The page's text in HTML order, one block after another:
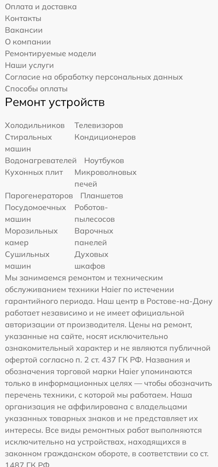
Оплата и доставка
Контакты
Вакансии
О компании
Ремонтируемые модели
Наши услуги
Согласие на обработку персональных данных
Способы оплаты
Ремонт устройств
Холодильников
Телевизоров
Стиральных
машин
Кондиционеров
Водонагревателей
Ноутбуков
Кухонных плит
Микроволновых
печей
Парогенераторов
Планшетов
Посудомоечных
машин
Роботов-
пылесосов
Морозильных
камер
Варочных
панелей
Сушильных
машин
Духовых
шкафов
Мы занимаемся ремонтом и техническим
обслуживанием техники Haier по истечении
гарантийного периода. Наш центр в Ростове-на-Дону
работает независимо и не имеет официальной
авторизации от производителя. Цены на ремонт,
указанные на сайте, носят исключительно
ознакомительный характер и не являются публичной
офертой согласно п. 2 ст. 437 ГК РФ. Названия и
обозначения торговой марки Haier упоминаются
только в информационных целях — чтобы обозначить
перечень техники, с которой мы работаем. Наша
организация не аффилирована с владельцами
указанных товарных знаков и не представляет их
интересы. Все виды ремонтных работ выполняются
исключительно на устройствах, находящихся в
законном гражданском обороте, в соответствии со ст.
1487 ГК РФ.